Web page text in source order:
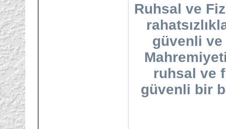
Ruhsal ve
güvenli ve
ruhsal ve
güvenli bir